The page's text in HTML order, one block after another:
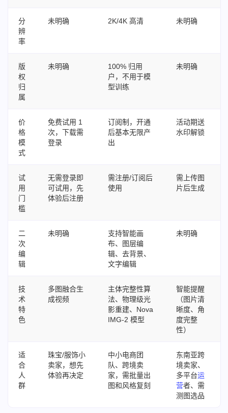
分
辨
率
未明确 2K/4K 高清 未明确
版
权
归
属
未明确
100% 归用
户，不用于模
型训练
未明确
价
格
模
式
免费试用 1
次，下载需
登录
订阅制，开通
后基本无限产
出
活动期送
水印解锁
试
用
门
槛
无需登录即
可试用，先
体验后注册
需注册/订阅后
使用
需上传图
片后生成
二
次
编
辑
未明确
支持智能画
布、图层编
辑、去背景、
文字编辑
未明确
技
术
特
色
多图融合生
成视频
主体完整性算
法、物理级光
影重建、Nova
IMG-2 模型
智能提醒
（图片清
晰度、角
度完整
性）
适
合
人
群
珠宝/服饰小
卖家，想先
体验再决定
中小电商团
队、跨境卖
家，需批量出
图和风格复刻
东南亚跨
境卖家、
多平台运
营者、需
测图选品